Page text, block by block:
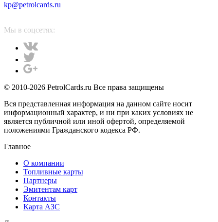
kp@petrolcards.ru
Мы в соцсетях:
© 2010-2026 PetrolCards.ru Все права защищены
Вся представленная информация на данном сайте носит
информационный характер, и ни при каких условиях не
является публичной или иной офертой, определяемой
положениями Гражданского кодекса РФ.
Главное
О компании
Топливные карты
Партнеры
Эмитентам карт
Контакты
Карта АЗС